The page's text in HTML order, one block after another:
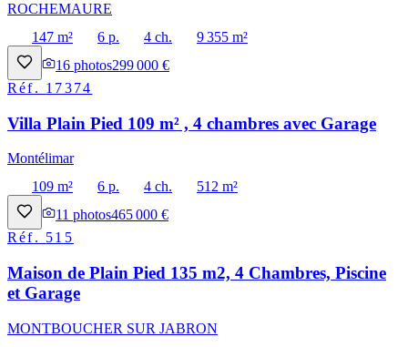
ROCHEMAURE
147 m²
6 p. 4 ch.
9 355 m²
16 photos299 000 €
Réf. 17374
Villa Plain Pied 109 m² , 4 chambres avec Garage
Montélimar
109 m²
6 p. 4 ch.
512 m²
11 photos465 000 €
Réf. 515
Maison de Plain Pied 135 m2, 4 Chambres, Piscine
et Garage
MONTBOUCHER SUR JABRON